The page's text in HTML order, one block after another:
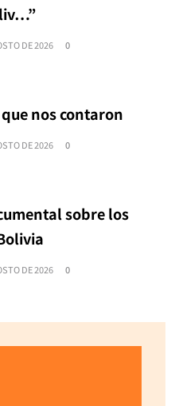
DE 2026 0
nos contaron
DE 2026 0
sobre los
DE 2026 0